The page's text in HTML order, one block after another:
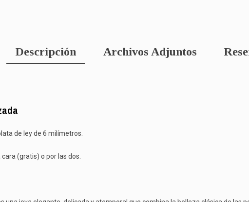
Descripción Archivos Adjuntos
de ley de 6 milímetros.
(gratis) o por las dos.